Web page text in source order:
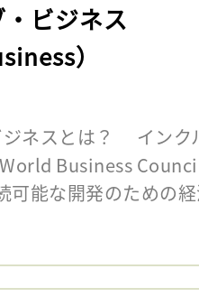
ビジネス
）
ジネスとは？ インク
World Business
可能な開発のための